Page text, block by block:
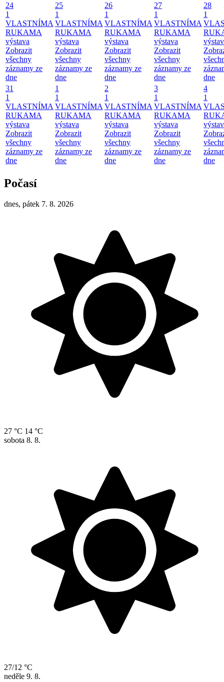
24
1
VLASTNÍMA
RUKAMA
výstava
Zobrazit
všechny
záznamy ze
dne
25
1
VLASTNÍMA
RUKAMA
výstava
Zobrazit
všechny
záznamy ze
dne
26
1
VLASTNÍMA
RUKAMA
výstava
Zobrazit
všechny
záznamy ze
dne
27
1
VLASTNÍMA
RUKAMA
výstava
Zobrazit
všechny
záznamy ze
dne
28
1
dne
31
1
VLASTNÍMA
RUKAMA
výstava
Zobrazit
všechny
záznamy ze
dne
1
1
VLASTNÍMA
RUKAMA
výstava
Zobrazit
všechny
záznamy ze
dne
2
1
VLASTNÍMA
RUKAMA
výstava
Zobrazit
všechny
záznamy ze
dne
3
1
VLASTNÍMA
RUKAMA
výstava
Zobrazit
všechny
záznamy ze
dne
4
1
dne
Počasí
dnes, pátek 7. 8. 2026
27 °C 14 °C
sobota 8. 8.
27/12 °C
neděle 9. 8.